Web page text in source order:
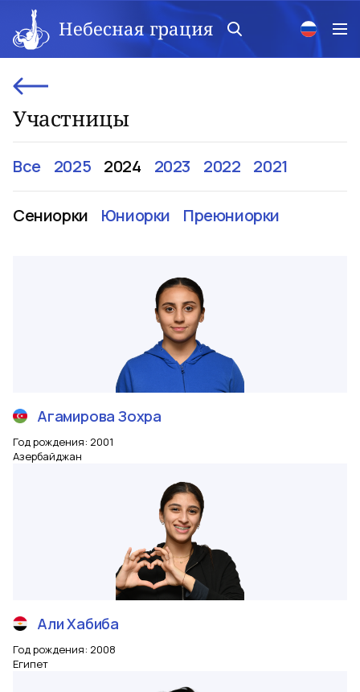
Небесная грация
Участницы
Все 2025 2024 2023 2022 2021
Сениорки Юниорки Преюниорки
Агамирова Зохра
Год рождения: 2001
Азербайджан
АлиХабиба
Год рождения: 2008
Египет